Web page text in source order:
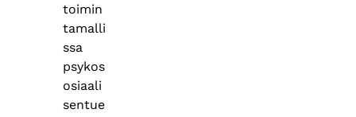
toimin
tamalli
ssa
psykos
osiaali
sentue